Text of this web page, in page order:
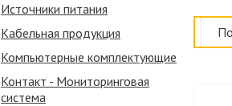
Источники питания
Кабельная продукция
Компьютерные комплектующие
Контакт - Мониторинговая
система